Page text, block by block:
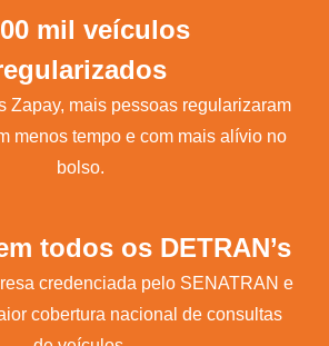
mil veículos
Zapay, mais pessoas regularizaram
menos tempo e com mais alívio no
bolso.
todos os DETRAN’s
credenciada pelo SENATRAN e
cobertura nacional de consultas